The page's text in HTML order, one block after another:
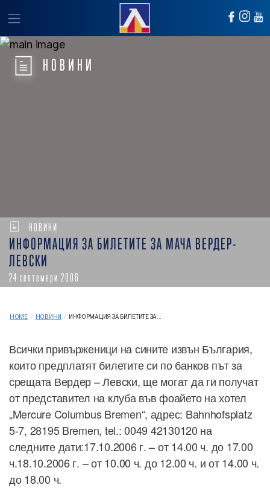
НОВИНИ
НОВИНИ
ИНФОРМАЦИЯ ЗА БИЛЕТИТЕ ЗА МАЧА ВЕРДЕР-
ЛЕВСКИ
24 септември 2006
HOME / НОВИНИ / ИНФОРМАЦИЯ ЗА БИЛЕТИТЕ ЗА...
Всички привърженици на сините извън България,
които предплатят билетите си по банков път за
срещата Вердер – Левски, ще могат да ги получат
от представител на клуба във фоайето на хотел
„Mercure Columbus Bremen“, адрес: Bahnhofsplatz
5-7, 28195 Bremen, tel.: 0049 42130120 на
следните дати:17.10.2006 г. – от 14.00 ч. до 17.00
ч.18.10.2006 г. – от 10.00 ч. до 12.00 ч. и от 14.00 ч.
до 18.00 ч.